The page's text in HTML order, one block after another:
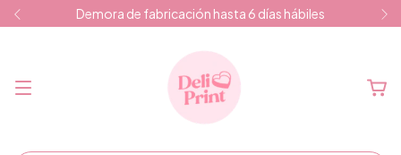
Demora de fabricación hasta 6 días hábiles